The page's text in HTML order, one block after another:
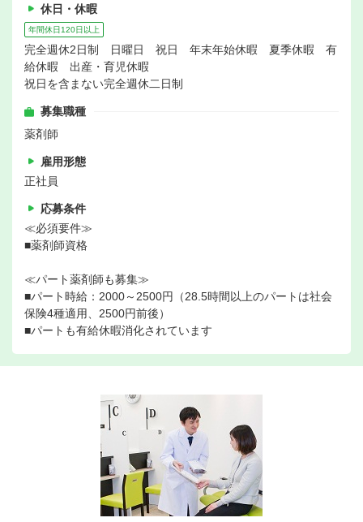
休日・休暇
年間休日120日以上
完全週休2日制 日曜日 祝日 年末年始休暇 夏季休暇 有
給休暇 出産・育児休暇
祝日を含まない完全週休二日制
募集職種
薬剤師
雇用形態
正社員
応募条件
≪必須要件≫
■薬剤師資格
≪パート薬剤師も募集≫
■パート時給：2000～2500円（28.5時間以上のパートは社会
保険4種適用、2500円前後）
■パートも有給休暇消化されています